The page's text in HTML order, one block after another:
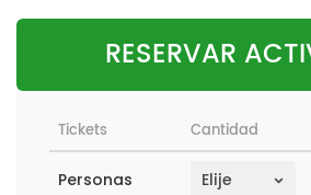
RESERVAR
Tickets Cantidad
Personas